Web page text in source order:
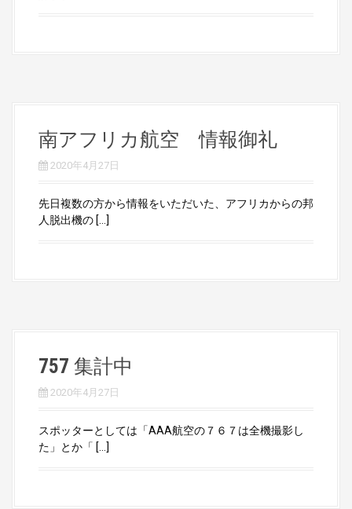
南アフリカ航空 情報御礼
2020年4月27日
先日複数の方から情報をいただいた、アフリカからの邦
人脱出機の […]
757 集計中
2020年4月27日
スポッターとしては「AAA航空の７６７は全機撮影し
た」とか「 […]